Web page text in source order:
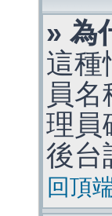
» 為
這種
員
理員
後台
回頂